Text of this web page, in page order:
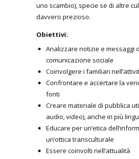
uno scambio), specie se di altre
davvero prezioso.
Obiettivi:
Analizzare notizie e messaggi
comunicazione sociale
Coinvolgere i familiari
Confrontare e accertare la
fonti
Creare materiale di pubblica
audio, video), anche in più
Educare per un’etica
un’ottica transculturale
Essere coinvolti nell’attualità